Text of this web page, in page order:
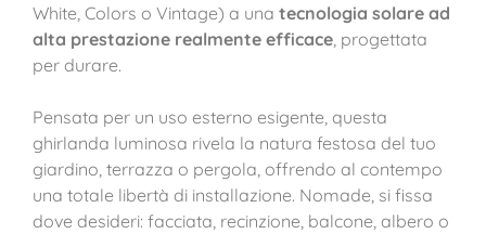
White, Colors o Vintage) a una tecnologia solare ad
alta prestazione realmente efficace , progettata
per durare.
Pensata per un uso esterno esigente, questa
ghirlanda luminosa rivela la natura festosa del tuo
giardino, terrazza o pergola, offrendo al contempo
una totale libertà di installazione. Nomade, si fissa
dove desideri: facciata, recinzione, balcone, albero o